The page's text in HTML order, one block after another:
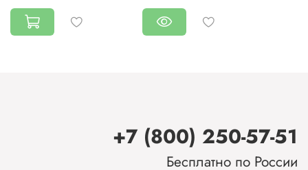
+7 (800) 250-57-51
Бесплатно по России